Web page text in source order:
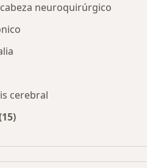
neuroquirúrgico
cerebral